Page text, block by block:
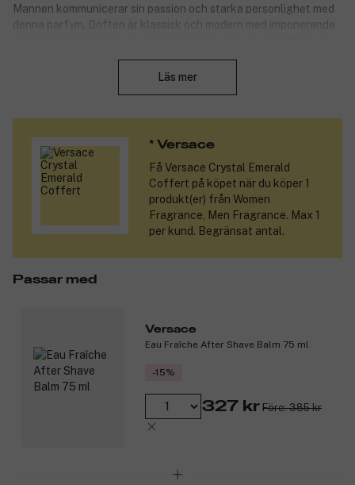
Mannen kommunicerar sin passion och starka personlighet med
denna parfym. Doften är klassisk och modern med imponerande
apelsinblad, medan hjärtat består av pelargon, salvia, hyacint
Läs mer
* Versace
Få Versace Crystal Emerald
Coffert på köpet när du köper 1
produkt(er) från Women
Fragrance, Men Fragrance. Max 1
per kund. Begränsat antal.
Passar med
Versace
Eau Fraîche After Shave Balm 75 ml
-15%
327 kr Före: 385 kr